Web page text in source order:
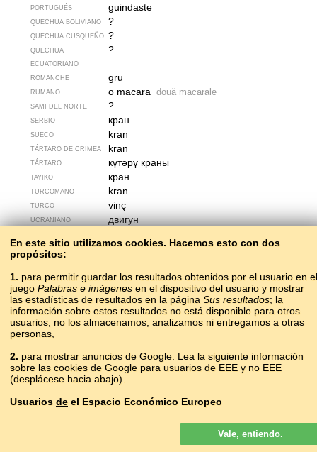
PORTUGUÉS guindaste
QUECHUA BOLIVIANO ?
QUECHUA CUSQUEÑO ?
QUECHUA
ECUATORIANO
?
ROMANCHE gru
RUMANO o macara două macarale
SAMI DEL NORTE ?
SERBIO кран
SUECO kran
TÁRTARO DE CRIMEA kran
TÁRTARO күтәрү краны
TAYIKO кран
TURCOMANO kran
TURCO vinç
UCRANIANO двигун
UZBEKO kran
VIETNAMITA cần cẩu
VILAMOVICIANO ?
YAKUTO көтөҕөр кыраан
YIDIS הייבמאשין
En este sitio utilizamos cookies. Hacemos esto con dos
propósitos:
1. para permitir guardar los resultados obtenidos por el usuario en el
juego Palabras e imágenes en el dispositivo del usuario y mostrar
las estadísticas de resultados en la página Sus resultados; la
información sobre estos resultados no está disponible para otros
usuarios, no los almacenamos, analizamos ni entregamos a otras
personas,
2. para mostrar anuncios de Google. Lea la siguiente información
sobre las cookies de Google para usuarios de EEE y no EEE
(desplácese hacia abajo).
Usuarios de el Espacio Económico Europeo
Los anuncios de Google que se muestran en nuestro sitio para los
son personalizados. Si bien estos anuncios no
usan cookies para la personalización de los anuncios, sí lo hacen
Vale, entiendo.